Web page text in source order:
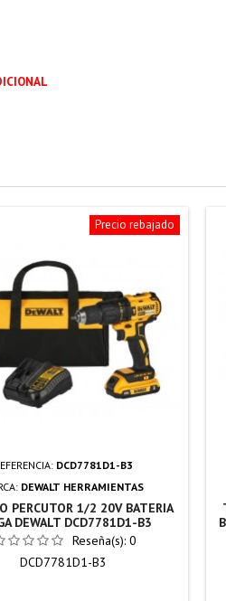
Precio rebajado
DCD7781D1-B3
DEWALT HERRAMIENTAS
PERCUTOR 1/2 20V BATERIA
DEWALT DCD7781D1-B3
Reseña(s): 0
DCD7781D1-B3